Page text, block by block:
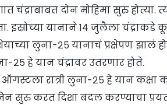
चंद्राबाबत दोन मोहिमा सुरु होत्या.
इस्रोच्या यानाने १४ जुलैला
लुना-२५ यानाचं प्रक्षेपण झालं
२५ हे यान चंद्रावर उतरणार होते.
ऑगस्टला रात्री लुना-२५ हे यान
सुरु करत दिशा बदल करण्याचा